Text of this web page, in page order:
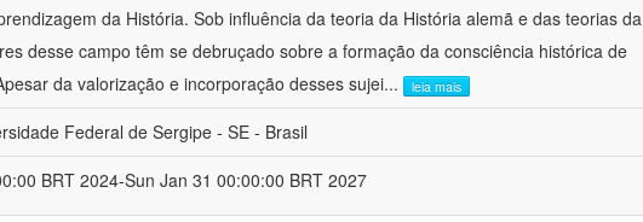
da História. Sob influência da teoria da História alemã e das teorias da
desse campo têm se debruçado sobre a formação da consciência histórica de
da valorização e incorporação desses sujei... leia mais
Federal de Sergipe - SE - Brasil
BRT 2024-Sun Jan 31 00:00:00 BRT 2027